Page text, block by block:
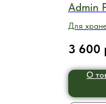
Admin
Для
3 600
О